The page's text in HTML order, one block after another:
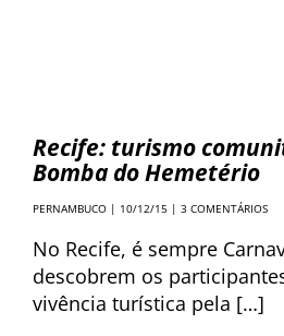
Recife: turismo
Bomba do Hemetério
PERNAMBUCO | 10/12/15 | 3 COMENTÁRIOS
No Recife, é sempre
descobrem os
vivência turística pela […]